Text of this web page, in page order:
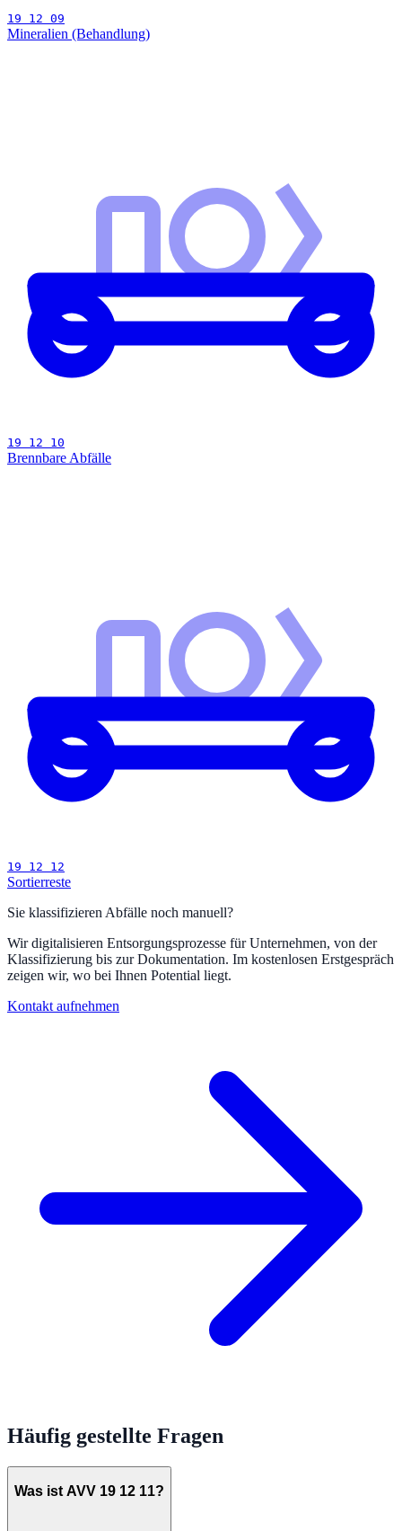
19 12 09
Mineralien (Behandlung)
19 12 10
Brennbare Abfälle
19 12 12
Sortierreste
Sie klassifizieren Abfälle noch manuell?
Wir digitalisieren Entsorgungsprozesse für Unternehmen, von der
Klassifizierung bis zur Dokumentation. Im kostenlosen Erstgespräch
zeigen wir, wo bei Ihnen Potential liegt.
Kontakt aufnehmen
Häufig gestellte Fragen
Was ist AVV 19 12 11?